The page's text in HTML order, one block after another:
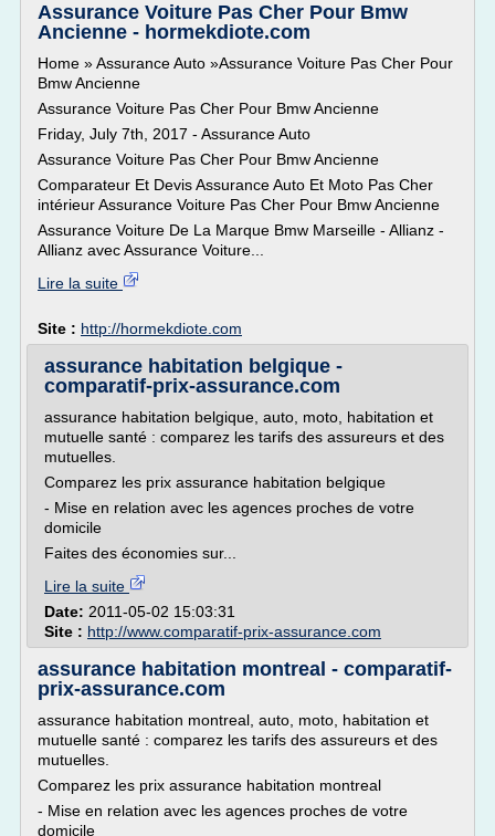
Assurance Voiture Pas Cher Pour Bmw
Ancienne - hormekdiote.com
Home » Assurance Auto »Assurance Voiture Pas Cher Pour
Bmw Ancienne
Assurance Voiture Pas Cher Pour Bmw Ancienne
Friday, July 7th, 2017 - Assurance Auto
Assurance Voiture Pas Cher Pour Bmw Ancienne
Comparateur Et Devis Assurance Auto Et Moto Pas Cher
intérieur Assurance Voiture Pas Cher Pour Bmw Ancienne
Assurance Voiture De La Marque Bmw Marseille - Allianz -
Allianz avec Assurance Voiture...
Lire la suite
Site : http://hormekdiote.com
assurance habitation belgique -
comparatif-prix-assurance.com
assurance habitation belgique, auto, moto, habitation et
mutuelle santé : comparez les tarifs des assureurs et des
mutuelles.
Comparez les prix assurance habitation belgique
- Mise en relation avec les agences proches de votre
domicile
Faites des économies sur...
Lire la suite
Date: 2011-05-02 15:03:31
Site : http://www.comparatif-prix-assurance.com
assurance habitation montreal - comparatif-
prix-assurance.com
assurance habitation montreal, auto, moto, habitation et
mutuelle santé : comparez les tarifs des assureurs et des
mutuelles.
Comparez les prix assurance habitation montreal
- Mise en relation avec les agences proches de votre
domicile